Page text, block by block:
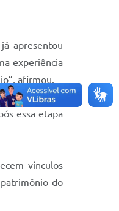
apresentou
experiência
afirmou.
essa etapa
vínculos
do